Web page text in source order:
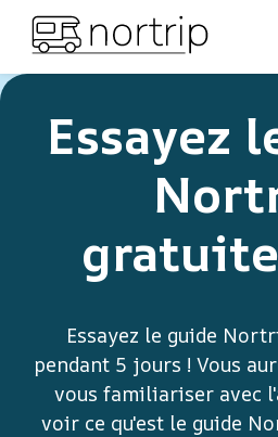
Essayez
Essayez le guide
pendant 5 jours ! Vous
vous familiariser avec
voir ce qu'est le guide